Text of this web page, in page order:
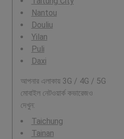
Nantou
Douliu
Yilan
Puli
Daxi
আপনার এলাকায় 3G / 4G / 5G
মোবাইল নেটওয়ার্ক কভারেজও
দেখুন:
Taichung
Tainan